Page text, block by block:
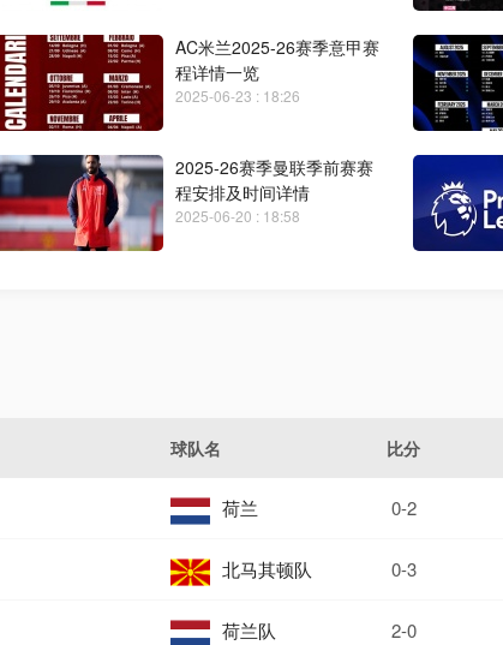
AC米兰2025-26赛季意甲赛
程详情一览
2025-06-23 : 18:26
2025-26赛季曼联季前赛赛
程安排及时间详情
2025-06-20 : 18:58
球队名 比分
荷兰 0-2
北马其顿队 0-3
荷兰队 2-0